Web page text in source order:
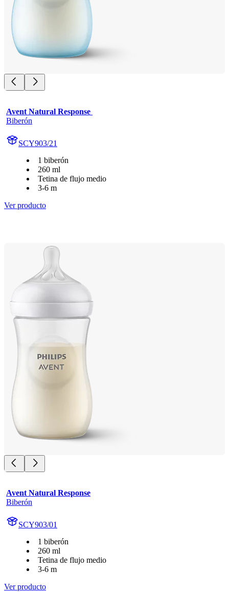
Avent Natural Response
Biberón
SCY903/21
1 biberón
260 ml
Tetina de flujo medio
3-6 m
Ver producto
Avent Natural Response
Biberón
SCY903/01
1 biberón
260 ml
Tetina de flujo medio
3-6 m
Ver producto